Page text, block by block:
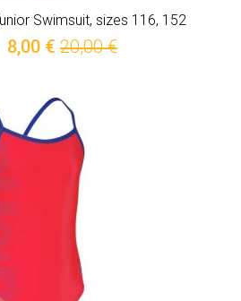
Swimsuit, sizes 116, 152
8,00 € 20,00 €